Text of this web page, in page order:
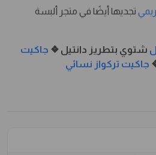
تجديها أيضًا في متجر ألبسة
شتوي بتطريز دانتيل ❖ جاكيت
جاكيت تركواز نسائي